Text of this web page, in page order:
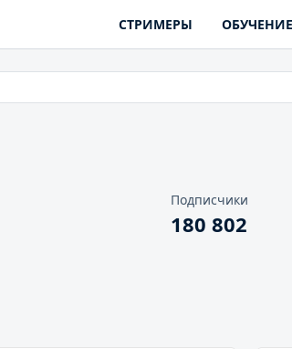
СТРИМЕРЫ ОБУЧЕНИЕ
Подписчики
180 802